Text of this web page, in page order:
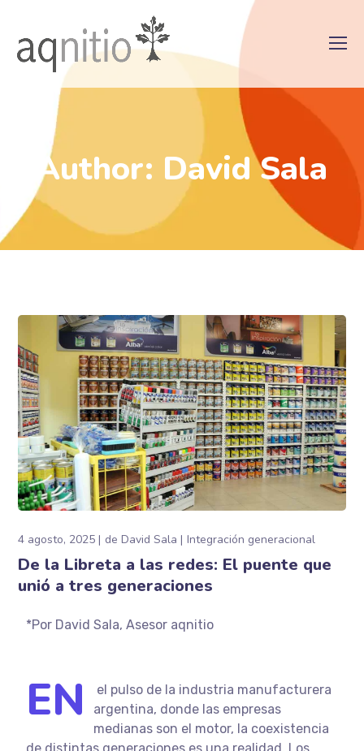
Author: David Sala
4 agosto, 2025 deDavid Sala Integración generacional
De la Libreta a las redes: El puente que
unió a tres generaciones
*Por David Sala, Asesor aqnitio
EN
el pulso de la industria manufacturera
argentina, donde las empresas
medianas son el motor, la coexistencia